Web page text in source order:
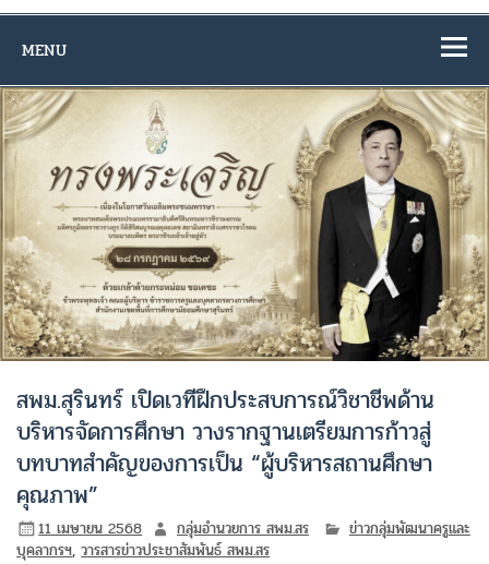
MENU
สพม.สุรินทร์ เปิดเวทีฝึกประสบการณ์วิชาชีพด้าน
บริหารจัดการศึกษา วางรากฐานเตรียมการก้าวสู่
บทบาทสำคัญของการเป็น “ผู้บริหารสถานศึกษา
คุณภาพ”
11 เมษายน 2568 กลุ่มอำนวยการ สพม.สร
ข่าวกลุ่มพัฒนาครูและ
บุคลากรฯ,วารสารข่าวประชาสัมพันธ์ สพม.สร